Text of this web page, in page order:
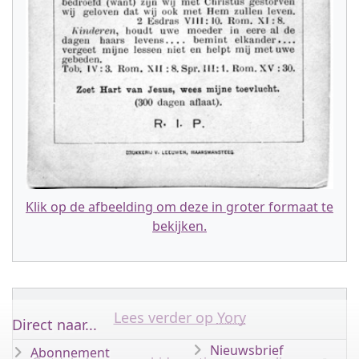
Klik op de afbeelding om deze in groter formaat te
bekijken.
Lees verder op Yory
Direct naar...
Abonnement Nieuwsbrief